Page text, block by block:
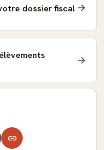
dossier fiscal